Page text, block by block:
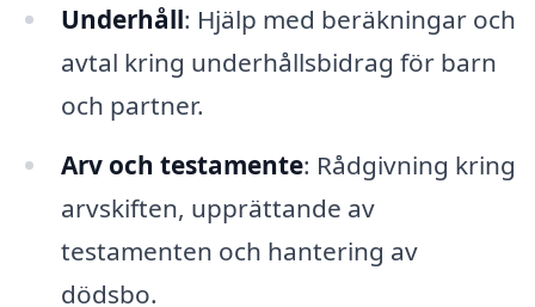
Underhåll: Hjälp med beräkningar och
avtal kring underhållsbidrag för barn
och partner.
Arv och testamente: Rådgivning kring
arvskiften, upprättande av
testamenten och hantering av
dödsbo.